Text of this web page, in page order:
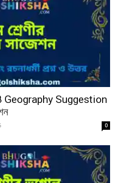
Suggestion
0